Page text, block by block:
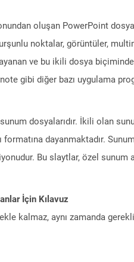
oluşan PowerPoint
noktalar, görüntüler,
ve bu ikili dosya
gibi diğer bazı uygulama
dosyalarıdır. İkili olan
dayanmaktadır.
Bu slaytlar, özel sunum
İçin Kılavuz
kalmaz, aynı zamanda